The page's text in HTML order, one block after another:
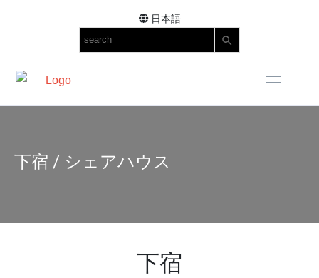
日本語
SEARCH
下宿 / シェアハウス
下宿